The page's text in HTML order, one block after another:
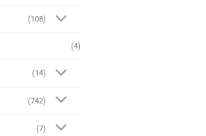
(108)
(4)
(14)
(742)
(7)